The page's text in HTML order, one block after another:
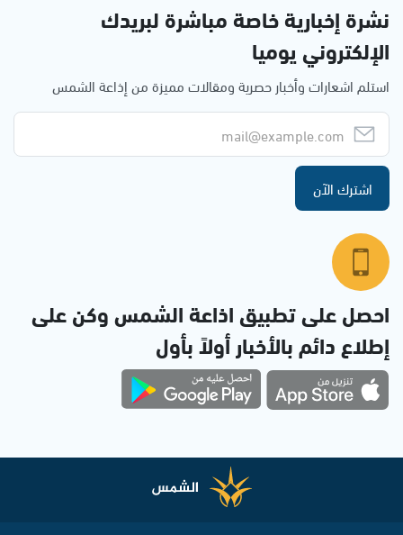
نشرة إخبارية خاصة مباشرة لبريدك
الإلكتروني يوميا
استلم اشعارات وأخبار حصرية ومقالات مميزة من إذاعة الشمس
اشترك الآن
احصل على تطبيق اذاعة الشمس وكن على
إطلاع دائم بالأخبار أولاً بأول